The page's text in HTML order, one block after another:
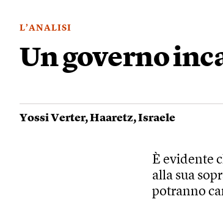
L’ANALISI
Un governo
Yossi Verter,Haaretz,Israele
È evidente
alla sua
potranno